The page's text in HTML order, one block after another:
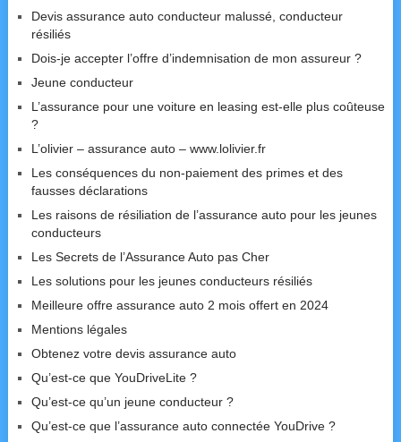
Devis assurance auto conducteur malussé, conducteur
résiliés
Dois-je accepter l’offre d’indemnisation de mon assureur ?
Jeune conducteur
L’assurance pour une voiture en leasing est-elle plus coûteuse
?
L’olivier – assurance auto – www.lolivier.fr
Les conséquences du non-paiement des primes et des
fausses déclarations
Les raisons de résiliation de l’assurance auto pour les jeunes
conducteurs
Les Secrets de l’Assurance Auto pas Cher
Les solutions pour les jeunes conducteurs résiliés
Meilleure offre assurance auto 2 mois offert en 2024
Mentions légales
Obtenez votre devis assurance auto
Qu’est-ce que YouDriveLite ?
Qu’est-ce qu’un jeune conducteur ?
Qu’est-ce que l’assurance auto connectée YouDrive ?